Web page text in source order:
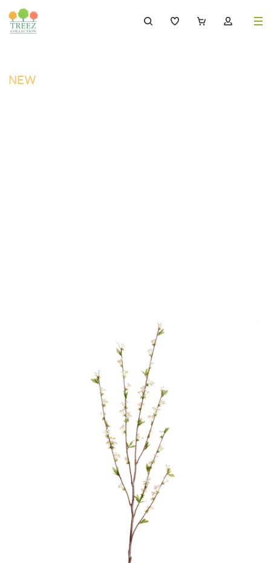
Алфавитный указатель
NEW